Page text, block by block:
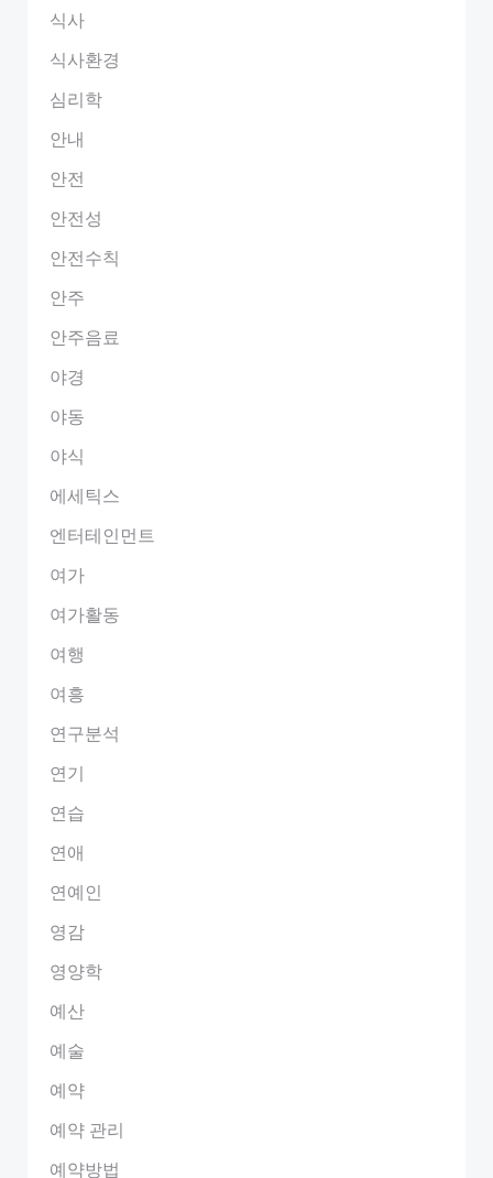
식사
식사환경
심리학
안내
안전
안전성
안전수칙
안주
안주음료
야경
야동
야식
에세틱스
엔터테인먼트
여가
여가활동
여행
여흥
연구분석
연기
연습
연애
연예인
영감
영양학
예산
예술
예약
예약 관리
예약방법